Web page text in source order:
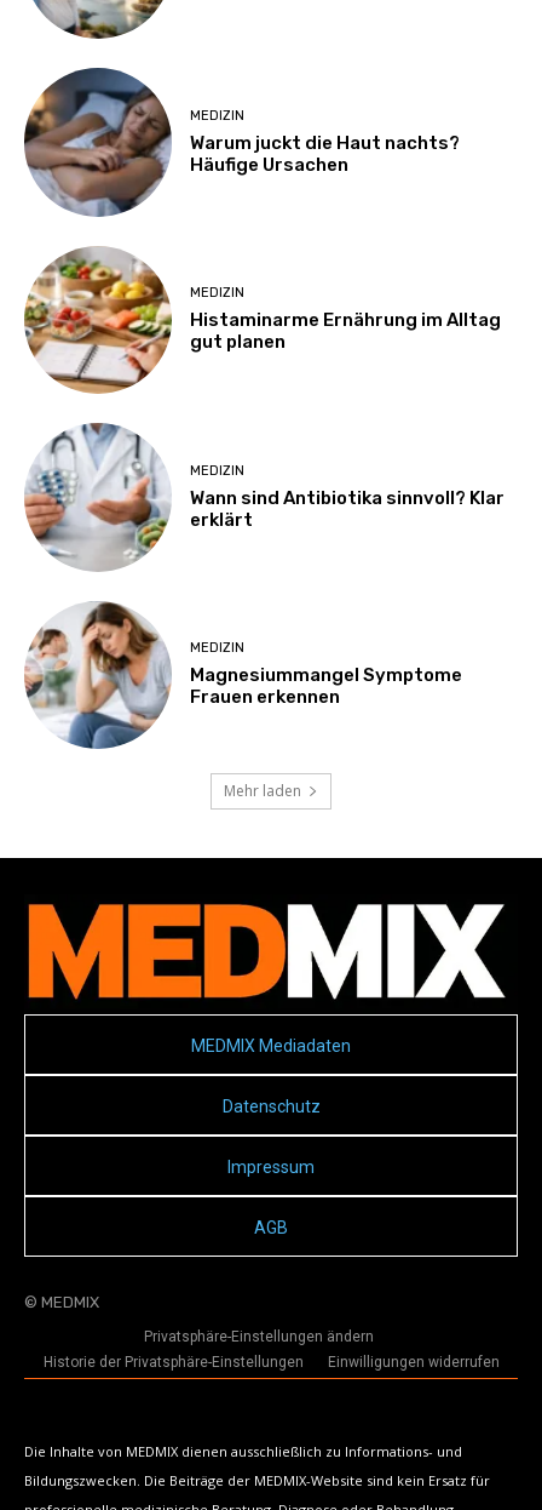
MEDIZIN
Warum juckt die Haut nachts?
Häufige Ursachen
MEDIZIN
Histaminarme Ernährung im Alltag
gut planen
MEDIZIN
Wann sind Antibiotika sinnvoll? Klar
erklärt
MEDIZIN
Magnesiummangel Symptome
Frauen erkennen
Mehr laden
MEDMIX Mediadaten
Datenschutz
Impressum
AGB
© MEDMIX
Privatsphäre-Einstellungen ändern
Historie der Privatsphäre-Einstellungen
Einwilligungen widerrufen
Die Inhalte von MEDMIX dienen ausschließlich zu Informations- und
Bildungszwecken. Die Beiträge der MEDMIX-Website sind kein Ersatz für